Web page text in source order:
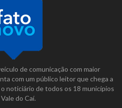
de comunicação com maior
com um público leitor que chega a
noticiário de todos os 18 municípios
do Caí.